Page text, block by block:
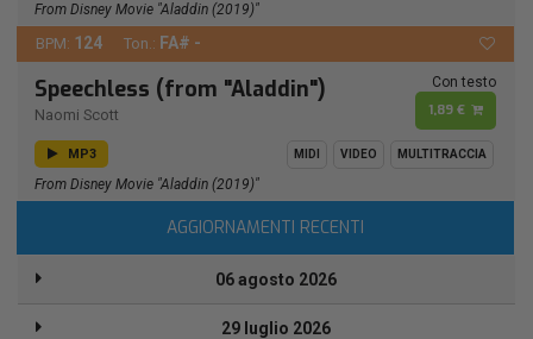
From Disney Movie "Aladdin (2019)"
BPM: 124 Ton.: FA# -
Speechless (from "Aladdin")
Naomi Scott
Con testo
1,89 €
MP3 MIDI VIDEO MULTITRACCIA
From Disney Movie "Aladdin (2019)"
AGGIORNAMENTI RECENTI
06 agosto 2026
29 luglio 2026